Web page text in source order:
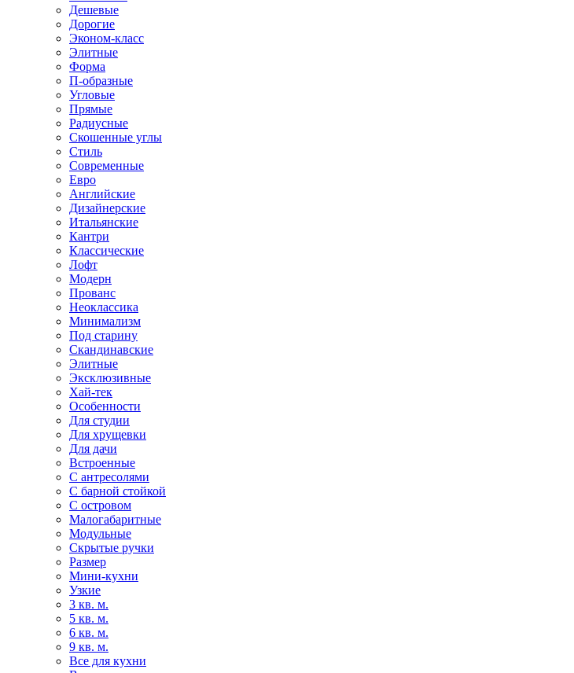
Дешевые
Дорогие
Эконом-класс
Элитные
Форма
П-образные
Угловые
Прямые
Радиусные
Скошенные углы
Стиль
Современные
Евро
Английские
Дизайнерские
Итальянские
Кантри
Классические
Лофт
Модерн
Прованс
Неоклассика
Минимализм
Под старину
Скандинавские
Элитные
Эксклюзивные
Хай-тек
Особенности
Для студии
Для хрущевки
Для дачи
Встроенные
С антресолями
С барной стойкой
С островом
Малогабаритные
Модульные
Скрытые ручки
Размер
Мини-кухни
Узкие
3 кв. м.
5 кв. м.
6 кв. м.
9 кв. м.
Все для кухни